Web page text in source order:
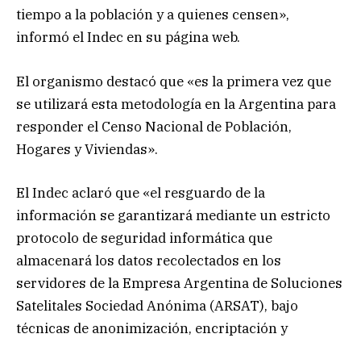
tiempo a la población y a quienes censen»,
informó el Indec en su página web.
El organismo destacó que «es la primera vez que
se utilizará esta metodología en la Argentina para
responder el Censo Nacional de Población,
Hogares y Viviendas».
El Indec aclaró que «el resguardo de la
información se garantizará mediante un estricto
protocolo de seguridad informática que
almacenará los datos recolectados en los
servidores de la Empresa Argentina de Soluciones
Satelitales Sociedad Anónima (ARSAT), bajo
técnicas de anonimización, encriptación y